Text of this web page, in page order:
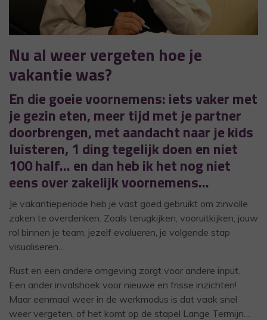
Nu al weer vergeten hoe je
vakantie was?
En die goeie voornemens: iets vaker met
je gezin eten, meer tijd met je partner
doorbrengen, met aandacht naar je kids
luisteren, 1 ding tegelijk doen en niet
100 half… en dan heb ik het nog niet
eens over zakelijk voornemens…
Je vakantieperiode heb je vast goed gebruikt om zinvolle
zaken te overdenken. Zoals terugkijken, vooruitkijken, jouw
rol binnen je team, jezelf evalueren, je volgende stap
visualiseren…
Rust en een andere omgeving zorgt voor andere input.
Een ander invalshoek voor nieuwe en frisse inzichten!
Maar eenmaal weer in de werkmodus is dat vaak snel
weer vergeten, of het komt op de stapel Lange Termijn…